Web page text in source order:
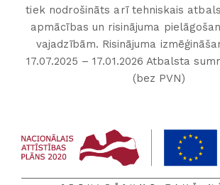
tiek nodrošināts arī tehniskais
apmācības un risinājuma
vajadzībām. Risinājuma
17.07.2025 – 17.01.2026 Atbalsta
(bez PVN)